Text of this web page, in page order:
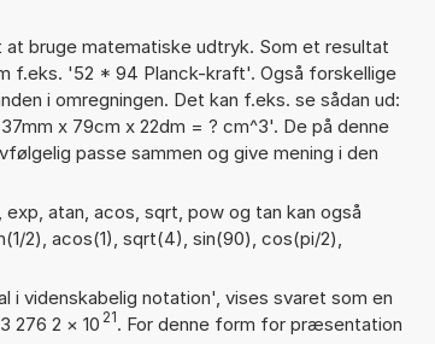
bruge matematiske udtryk. Som et resultat
f.eks. '52 * 94 Planck-kraft'. Også forskellige
i omregningen. Det kan f.eks. se sådan ud:
x 79cm x 22dm = ? cm^3'. De på denne
passe sammen og give mening i den
atan, acos, sqrt, pow og tan kan også
2), acos(1), sqrt(4), sin(90), cos(pi/2),
i videnskabelig notation', vises svaret som en
276 2 × 10 21. For denne form for præsentation